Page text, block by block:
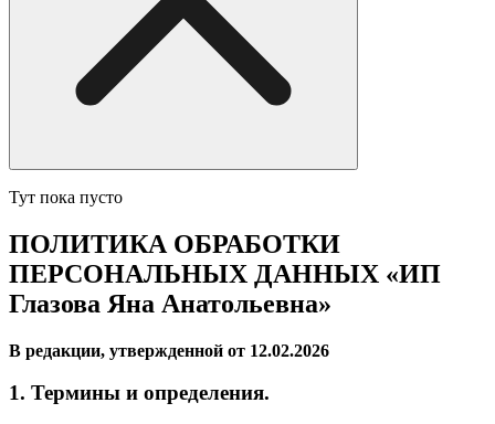
Тут пока пусто
ПОЛИТИКА ОБРАБОТКИ
ПЕРСОНАЛЬНЫХ ДАННЫХ «ИП
Глазова Яна Анатольевна»
В редакции, утвержденной от 12.02.2026
1. Термины и определения.